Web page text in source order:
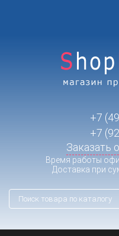
+7
+7
Заказать
Время работы
Доставка при